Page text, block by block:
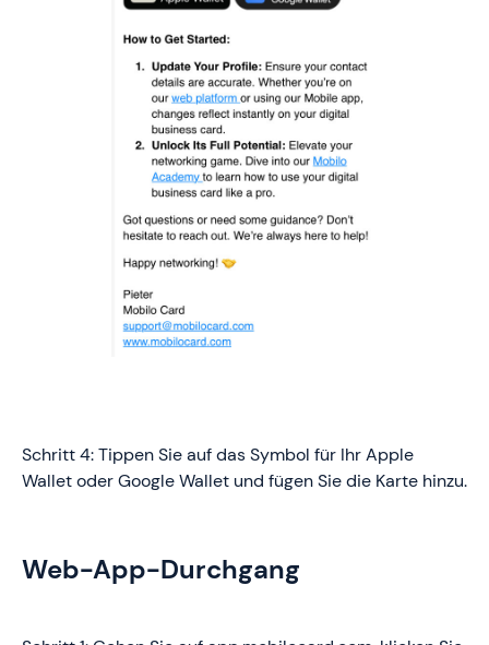
Schritt 4: Tippen Sie auf das Symbol für Ihr Apple
Wallet oder Google Wallet und fügen Sie die Karte hinzu.
Web-App-Durchgang